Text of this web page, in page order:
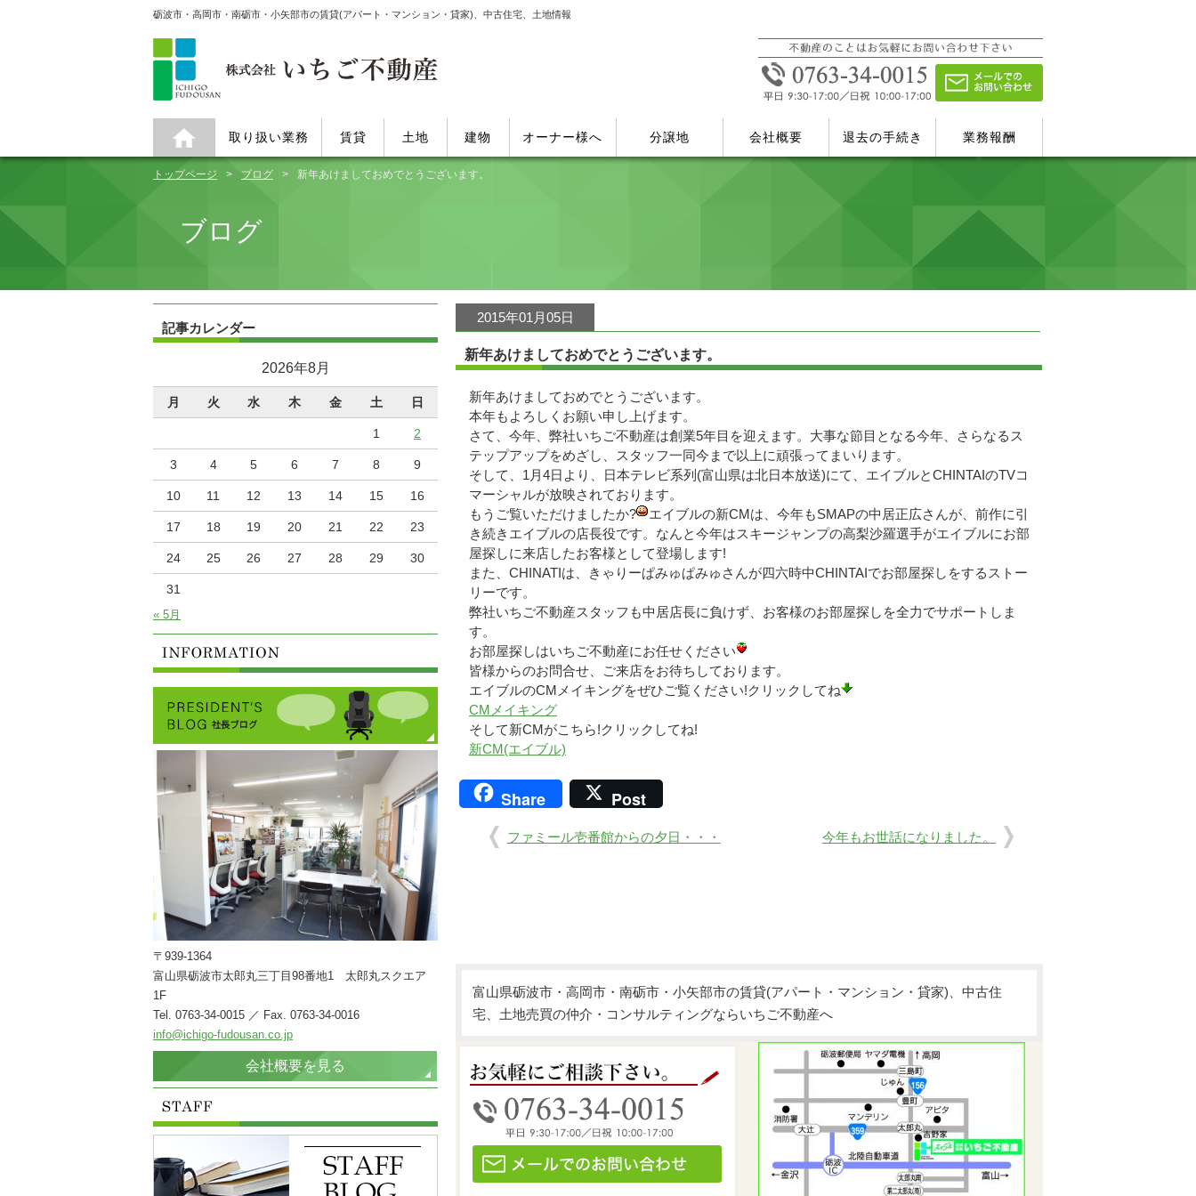
砺波市・高岡市・南砺市・小矢部市の賃貸(アパート・マンション・貸家)、中古住宅、土地情報
取り扱い業務 賃貸 土地 建物 オーナー様へ 分譲地 会社概要 退去の手続き 業務報酬
トップページ ブログ 新年あけましておめでとうございます。
ブログ
2015年01月05日
新年あけましておめでとうございます。
新年あけましておめでとうございます。
本年もよろしくお願い申し上げます。
さて、今年、弊社いちご不動産は創業5年目を迎えます。大事な節目となる今年、さらなるス
テップアップをめざし、スタッフ一同今まで以上に頑張ってまいります。
そして、1月4日より、日本テレビ系列(富山県は北日本放送)にて、エイブルとCHINTAIのTVコ
マーシャルが放映されております。
もうご覧いただけましたか?
エイブルの新CMは、今年もSMAPの中居正広さんが、前作に引
き続きエイブルの店長役です。なんと今年はスキージャンプの高梨沙羅選手がエイブルにお部
屋探しに来店したお客様として登場します!
また、CHINATIは、きゃりーぱみゅぱみゅさんが四六時中CHINTAIでお部屋探しをするストー
リーです。
弊社いちご不動産スタッフも中居店長に負けず、お客様のお部屋探しを全力でサポートしま
す。
お部屋探しはいちご不動産にお任せください
皆様からのお問合せ、ご来店をお待ちしております。
エイブルのCMメイキングをぜひご覧ください!クリックしてね
CMメイキング
そして新CMがこちら!クリックしてね!
新CM(エイブル)
Share Post
ファミール壱番館からの夕日・・・ 今年もお世話になりました。
富山県砺波市・高岡市・南砺市・小矢部市の賃貸(アパート・マンション・貸家)、中古住
宅、土地売買の仲介・コンサルティングならいちご不動産へ
記事カレンダー
2026年8月
月 火 水 木 金 土 日
1 2
3 4 5 6 7 8 9
10 11 12 13 14 15 16
17 18 19 20 21 22 23
24 25 26 27 28 29 30
31
« 5月
〒939-1364
富山県砺波市太郎丸三丁目98番地1 太郎丸スクエア
1F
Tel. 0763-34-0015 ／ Fax. 0763-34-0016
info@ichigo-fudousan.co.jp
会社概要を見る